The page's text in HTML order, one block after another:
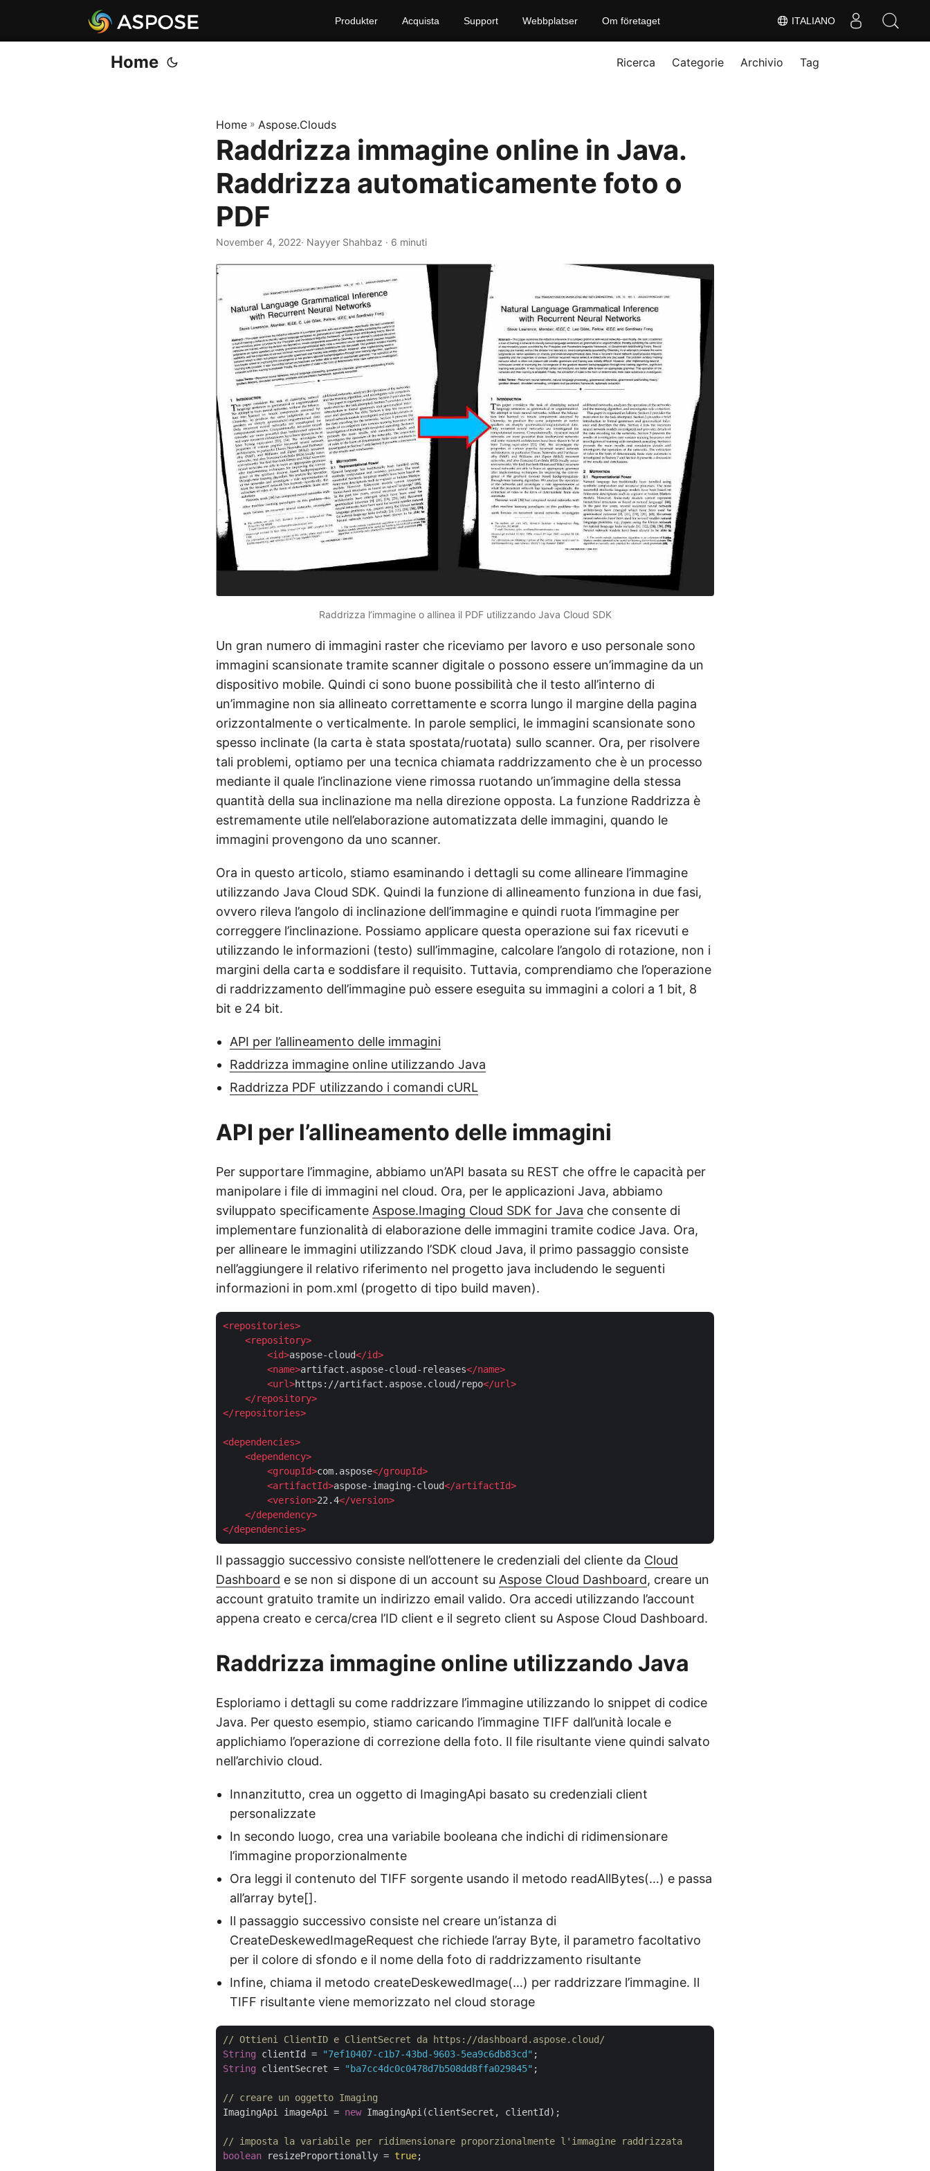
ITALIANO
Produkter Acquista Support Webbplatser Om företaget
Home Ricerca Categorie Archivio Tag
Home » Aspose.Clouds
Raddrizza immagine online in Java.
Raddrizza automaticamente foto o
PDF
November 4, 2022· Nayyer Shahbaz · 6 minuti
Raddrizza l’immagine o allinea il PDF utilizzando Java Cloud SDK
Un gran numero di immagini raster che riceviamo per lavoro e uso personale sono
immagini scansionate tramite scanner digitale o possono essere un’immagine da un
dispositivo mobile. Quindi ci sono buone possibilità che il testo all’interno di
un’immagine non sia allineato correttamente e scorra lungo il margine della pagina
orizzontalmente o verticalmente. In parole semplici, le immagini scansionate sono
spesso inclinate (la carta è stata spostata/ruotata) sullo scanner. Ora, per risolvere
tali problemi, optiamo per una tecnica chiamata raddrizzamento che è un processo
mediante il quale l’inclinazione viene rimossa ruotando un’immagine della stessa
quantità della sua inclinazione ma nella direzione opposta. La funzione Raddrizza è
estremamente utile nell’elaborazione automatizzata delle immagini, quando le
immagini provengono da uno scanner.
Ora in questo articolo, stiamo esaminando i dettagli su come allineare l’immagine
utilizzando Java Cloud SDK. Quindi la funzione di allineamento funziona in due fasi,
ovvero rileva l’angolo di inclinazione dell’immagine e quindi ruota l’immagine per
correggere l’inclinazione. Possiamo applicare questa operazione sui fax ricevuti e
utilizzando le informazioni (testo) sull’immagine, calcolare l’angolo di rotazione, non i
margini della carta e soddisfare il requisito. Tuttavia, comprendiamo che l’operazione
di raddrizzamento dell’immagine può essere eseguita su immagini a colori a 1 bit, 8
bit e 24 bit.
API per l’allineamento delle immagini
Raddrizza immagine online utilizzando Java
Raddrizza PDF utilizzando i comandi cURL
API per l’allineamento delle immagini
Per supportare l’immagine, abbiamo un’API basata su REST che offre le capacità per
manipolare i file di immagini nel cloud. Ora, per le applicazioni Java, abbiamo
sviluppato specificamente Aspose.Imaging Cloud SDK for Java che consente di
implementare funzionalità di elaborazione delle immagini tramite codice Java. Ora,
per allineare le immagini utilizzando l’SDK cloud Java, il primo passaggio consiste
nell’aggiungere il relativo riferimento nel progetto java includendo le seguenti
informazioni in pom.xml (progetto di tipo build maven).
<repositories>
<repository>
<id>aspose-cloud</id>
<name>artifact.aspose-cloud-releases</name>
<url>https://artifact.aspose.cloud/repo</url>
</repository>
</repositories>
<dependencies>
<dependency>
<groupId>com.aspose</groupId>
<artifactId>aspose-imaging-cloud</artifactId>
<version>22.4</version>
</dependency>
</dependencies>
Il passaggio successivo consiste nell’ottenere le credenziali del cliente da Cloud
Dashboard e se non si dispone di un account su Aspose Cloud Dashboard, creare un
account gratuito tramite un indirizzo email valido. Ora accedi utilizzando l’account
appena creato e cerca/crea l’ID client e il segreto client su Aspose Cloud Dashboard.
Raddrizza immagine online utilizzando Java
Esploriamo i dettagli su come raddrizzare l’immagine utilizzando lo snippet di codice
Java. Per questo esempio, stiamo caricando l’immagine TIFF dall’unità locale e
applichiamo l’operazione di correzione della foto. Il file risultante viene quindi salvato
nell’archivio cloud.
Innanzitutto, crea un oggetto di ImagingApi basato su credenziali client
personalizzate
In secondo luogo, crea una variabile booleana che indichi di ridimensionare
l’immagine proporzionalmente
Ora leggi il contenuto del TIFF sorgente usando il metodo readAllBytes(…) e passa
all’array byte[].
Il passaggio successivo consiste nel creare un’istanza di
CreateDeskewedImageRequest che richiede l’array Byte, il parametro facoltativo
per il colore di sfondo e il nome della foto di raddrizzamento risultante
Infine, chiama il metodo createDeskewedImage(…) per raddrizzare l’immagine. Il
TIFF risultante viene memorizzato nel cloud storage
// Ottieni ClientID e ClientSecret da https://dashboard.aspose.cloud/
String clientId = "7ef10407-c1b7-43bd-9603-5ea9c6db83cd"
String clientSecret = "ba7cc4dc0c0478d7b508dd8ffa029845" ;
// creare un oggetto Imaging
ImagingApi imageApi = new ImagingApi(clientSecret, clientId);
// imposta la variabile per ridimensionare proporzionalmente l'immagine raddrizzata
boolean resizeProportionally = true;